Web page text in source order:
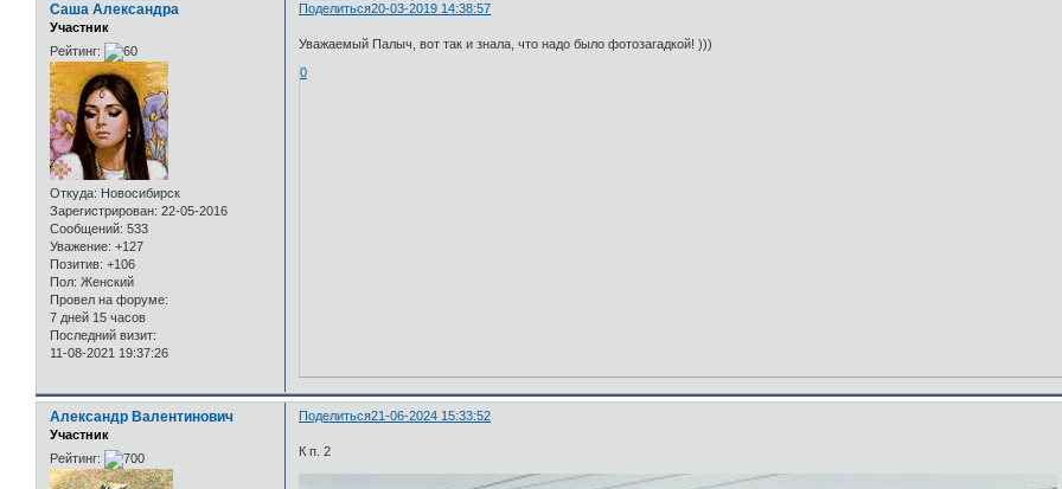
Поделиться20-03-2019 14:38:57
Саша Александра
Участник
Рейтинг:
Откуда: Новосибирск
Зарегистрирован: 22-05-2016
Сообщений: 533
Уважение: +127
Позитив: +106
Пол: Женский
Провел на форуме:
7 дней 15 часов
Последний визит:
11-08-2021 19:37:26
Уважаемый Палыч, вот так и знала, что надо было фотозагадкой! )))
0
Поделиться21-06-2024 15:33:52
Александр Валентинович
Участник
Рейтинг:
К п. 2